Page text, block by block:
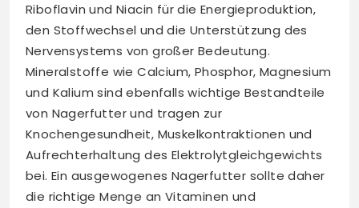
Riboflavin und Niacin für die Energieproduktion,
den Stoffwechsel und die Unterstützung des
Nervensystems von großer Bedeutung.
Mineralstoffe wie Calcium, Phosphor, Magnesium
und Kalium sind ebenfalls wichtige Bestandteile
von Nagerfutter und tragen zur
Knochengesundheit, Muskelkontraktionen und
Aufrechterhaltung des Elektrolytgleichgewichts
bei. Ein ausgewogenes Nagerfutter sollte daher
die richtige Menge an Vitaminen und